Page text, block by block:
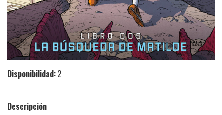
Disponibilidad: 2
Descripción